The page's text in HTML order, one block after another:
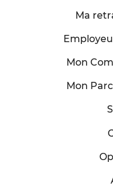
Ma
Mon
Mon